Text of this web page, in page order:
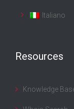
Italiano
Resources
Knowledge